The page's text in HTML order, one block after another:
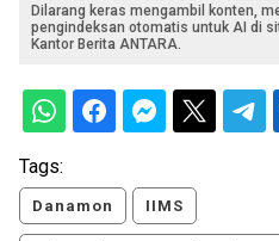
Dilarang keras mengambil konten,
pengindeksan otomatis untuk AI di
Kantor Berita ANTARA.
Tags:
Danamon IIMS